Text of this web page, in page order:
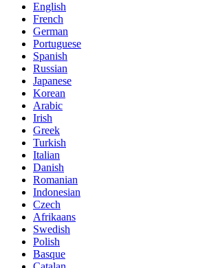
English
French
German
Portuguese
Spanish
Russian
Japanese
Korean
Arabic
Irish
Greek
Turkish
Italian
Danish
Romanian
Indonesian
Czech
Afrikaans
Swedish
Polish
Basque